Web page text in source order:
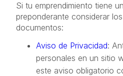
Si tu emprendimiento tiene
preponderante considerar
documentos:
Aviso de Privacidad:
personales en un sitio
este aviso obligatorio